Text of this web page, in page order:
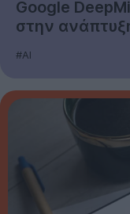
Google
στην
#AI